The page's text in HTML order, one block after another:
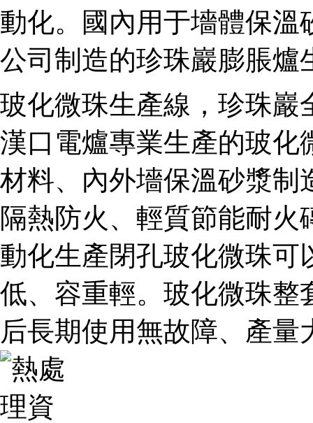
動化。國內用于墻體保溫
公司制造的珍珠巖膨脹爐
玻化微珠生產線，珍珠巖
漢口電爐專業生產的玻化
材料、內外墻保溫砂漿制
隔熱防火、輕質節能耐
動化生產閉孔玻化微珠可
低、容重輕。玻化微珠整
后長期使用無故障、產量